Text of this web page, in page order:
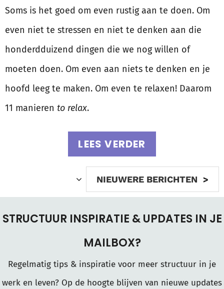
Soms is het goed om even rustig aan te doen. Om
even niet te stressen en niet te denken aan die
honderdduizend dingen die we nog willen of
moeten doen. Om even aan niets te denken en je
hoofd leeg te maken. Om even te relaxen! Daarom
11 manieren to relax.
LEES VERDER
NIEUWERE BERICHTEN
STRUCTUUR INSPIRATIE & UPDATES IN JE
MAILBOX?
Regelmatig tips & inspiratie voor meer structuur in je
werk en leven? Op de hoogte blijven van nieuwe updates